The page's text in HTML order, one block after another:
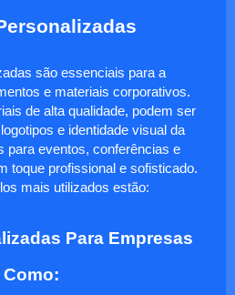
são essenciais para a
e materiais corporativos.
de alta qualidade, podem ser
e identidade visual da
para eventos, conferências e
toque profissional e sofisticado.
mais utilizados estão:
Para Empresas
Como: